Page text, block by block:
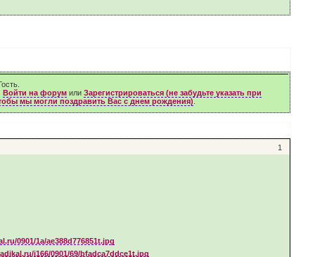
Войти на форумили Зарегистрироваться (не забудьте указать при
мы могли поздравить Вас с днем рождения)
1